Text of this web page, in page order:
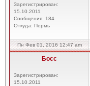
Зарегистрирован:
15.10.2011
Сообщения: 184
Откуда: Пермь
Пн Фев 01, 2016 12:47 am
Босс
Зарегистрирован:
15.10.2011